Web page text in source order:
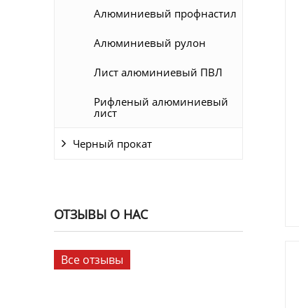
Алюминиевый профнастил
Алюминиевый рулон
Лист алюминиевый ПВЛ
Рифленый алюминиевый
лист
Черный прокат
ОТЗЫВЫ О НАС
Все отзывы